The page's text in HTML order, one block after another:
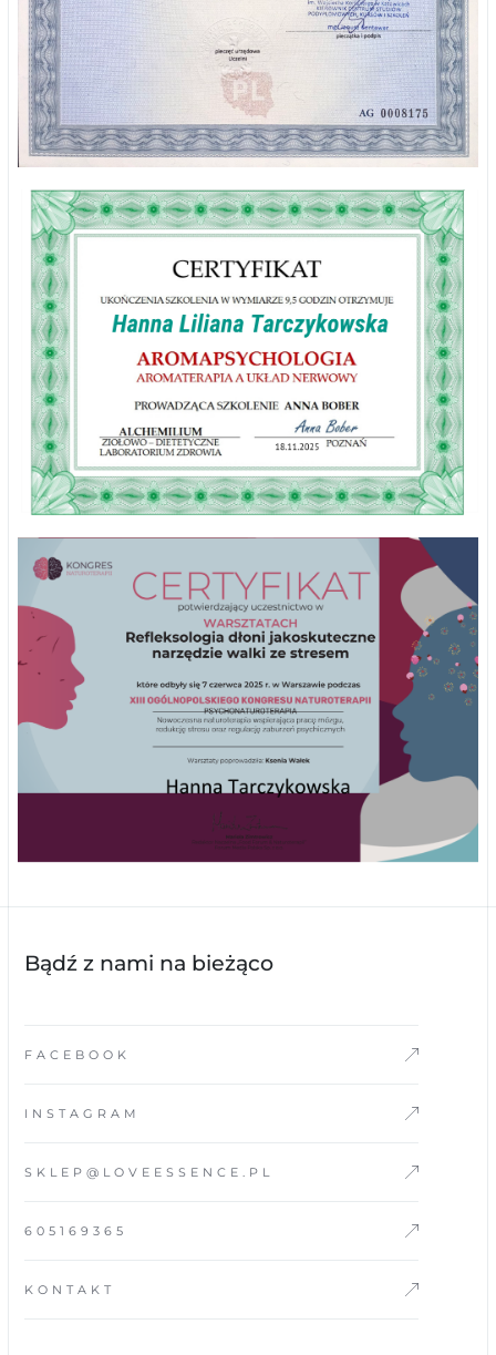
Bądź z nami na bieżąco
FACEBOOK
INSTAGRAM
SKLEP@LOVEESSENCE.PL
605169365
KONTAKT